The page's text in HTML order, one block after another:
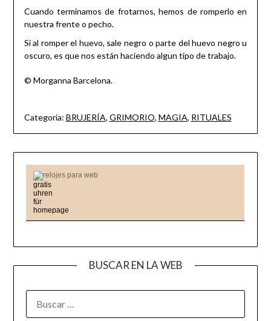
Cuando terminamos de frotarnos, hemos de romperlo en
nuestra frente o pecho.
Si al romper el huevo, sale negro o parte del huevo negro u
oscuro, es que nos están haciendo algun tipo de trabajo.
© Morganna Barcelona.
Categoría: BRUJERÍA, GRIMORIO, MAGIA, RITUALES
relojes para web
BUSCAR EN LA WEB